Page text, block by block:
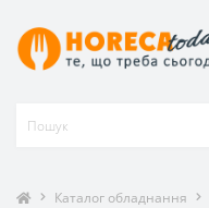
Каталог обладнання